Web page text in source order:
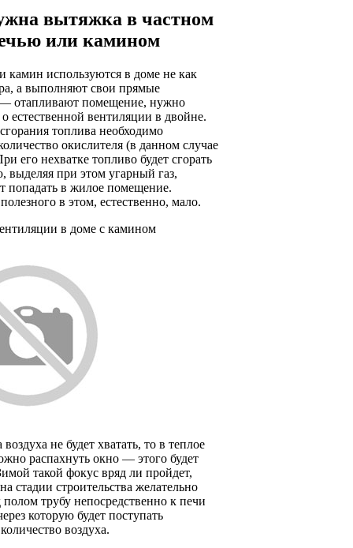
вытяжка в частном
или камином
камин используются в доме не как
а выполняют свои прямые
— отапливают помещение, нужно
о естественной вентиляции в двойне.
топлива необходимо
окислителя (в данном случае
его нехватке топливо будет сгорать
выделяя при этом угарный газ,
попадать в жилое помещение.
в этом, естественно, мало.
в доме с камином
не будет хватать, то в теплое
распахнуть окно — этого будет
такой фокус вряд ли пройдет,
стадии строительства желательно
трубу непосредственно к печи
которую будет поступать
воздуха.